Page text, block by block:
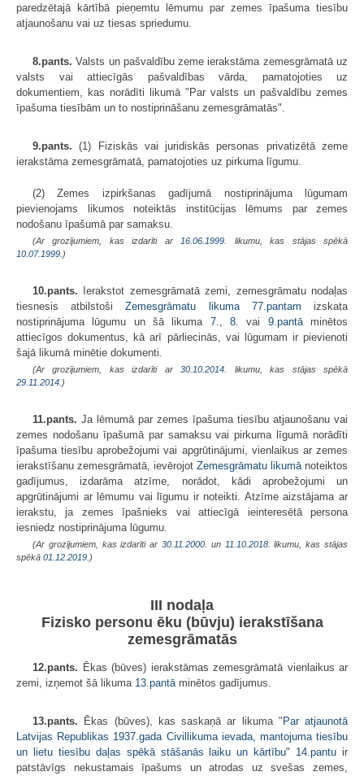
paredzētajā kārtībā pieņemtu lēmumu par zemes īpašuma tiesību
atjaunošanu vai uz tiesas spriedumu.
8.pants. Valsts un pašvaldību zeme ierakstāma zemesgrāmatā uz
valsts vai attiecīgās pašvaldības vārda, pamatojoties uz
dokumentiem, kas norādīti likumā "Par valsts un pašvaldību zemes
īpašuma tiesībām un to nostiprināšanu zemesgrāmatās".
9.pants. (1) Fiziskās vai juridiskās personas privatizētā zeme
ierakstāma zemesgrāmatā, pamatojoties uz pirkuma līgumu.
(2) Zemes izpirkšanas gadījumā nostiprinājuma lūgumam
pievienojams likumos noteiktās institūcijas lēmums par zemes
nodošanu īpašumā par samaksu.
(Ar grozījumiem, kas izdarīti ar16.06.1999. likumu, kas stājas spēkā
10.07.1999.)
10.pants. Ierakstot zemesgrāmatā zemi, zemesgrāmatu nodaļas
tiesnesis atbilstošiZemesgrāmatu likuma 77.pantam izskata
nostiprinājuma lūgumu un šā likuma 7.,8.vai 9.pantāminētos
attiecīgos dokumentus, kā arī pārliecinās, vai lūgumam ir pievienoti
šajā likumā minētie dokumenti.
(Ar grozījumiem, kas izdarīti ar30.10.2014. likumu, kas stājas spēkā
29.11.2014.)
11.pants. Ja lēmumā par zemes īpašuma tiesību atjaunošanu vai
zemes nodošanu īpašumā par samaksu vai pirkuma līgumā norādīti
īpašuma tiesību aprobežojumi vai apgrūtinājumi, vienlaikus ar zemes
ierakstīšanu zemesgrāmatā, ievērojot Zemesgrāmatu likumānoteiktos
gadījumus, izdarāma atzīme, norādot, kādi aprobežojumi un
apgrūtinājumi ar lēmumu vai līgumu ir noteikti. Atzīme aizstājama ar
ierakstu, ja zemes īpašnieks vai attiecīgā ieinteresētā persona
iesniedz nostiprinājuma lūgumu.
(Ar grozījumiem, kas izdarīti ar 30.11.2000. un 11.10.2018. likumu, kas stājas
spēkā 01.12.2019.)
III nodaļa
Fizisko personu ēku (būvju) ierakstīšana
zemesgrāmatās
12.pants. Ēkas (būves) ierakstāmas zemesgrāmatā vienlaikus ar
zemi, izņemot šā likuma 13.pantāminētos gadījumus.
13.pants. Ēkas (būves), kas saskaņā ar likuma " Par atjaunotā
Latvijas Republikas 1937.gada Civillikuma ievada, mantojuma tiesību
un lietu tiesību daļas spēkā stāšanās laiku un kārtību" 14.pantu ir
patstāvīgs nekustamais īpašums un atrodas uz svešas zemes,